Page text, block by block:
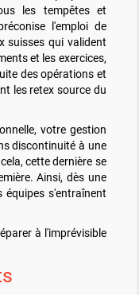
les tempêtes et
l'emploi de
suisses qui valident
et les exercices,
des opérations et
les retex source du
votre gestion
discontinuité à une
cette dernière se
Ainsi, dès une
équipes s'entraînent
à l'imprévisible